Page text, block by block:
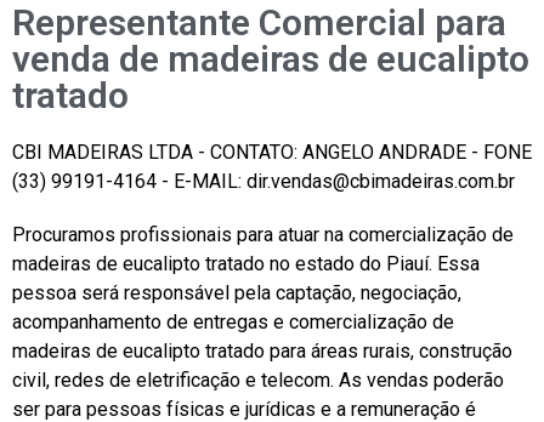
Representante Comercial para
venda de madeiras de eucalipto
tratado
CBI MADEIRAS LTDA - CONTATO: ANGELO ANDRADE - FONE
(33) 99191-4164 - E-MAIL: dir.vendas@cbimadeiras.com.br
Procuramos profissionais para atuar na comercialização de
madeiras de eucalipto tratado no estado do Piauí. Essa
pessoa será responsável pela captação, negociação,
acompanhamento de entregas e comercialização de
madeiras de eucalipto tratado para áreas rurais, construção
civil, redes de eletrificação e telecom. As vendas poderão
ser para pessoas físicas e jurídicas e a remuneração é